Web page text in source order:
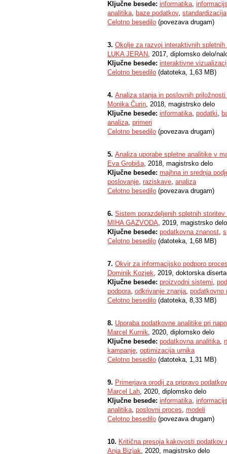
Ključne besede: informatika,
analitika, baze podatkov, standardizacija
Celotno besedilo (povezava drugam)
3. Okolje za razvoj interaktivnih
LUKA JERAN, 2017, diplomsko delo/
Ključne besede: interaktivne
Celotno besedilo (datoteka, 1,63 MB)
4. Analiza stanja in poslovnih
Monika Čurin, 2018, magistrsko delo
Ključne besede: informatika, podatki,
analiza, primeri
Celotno besedilo (povezava drugam)
5. Analiza uporabe spletne analitike v
Eva Grobiša, 2018, magistrsko delo
Ključne besede: majhna in srednja
poslovanje, raziskave, analiza
Celotno besedilo (povezava drugam)
6. Sistem porazdeljenih spletnih
MIHA GAZVODA, 2019, magistrsko
Ključne besede: podatkovna znanost,
Celotno besedilo (datoteka, 1,68 MB)
7. Okvir za informacijsko podporo
Dominik Kozjek, 2019, doktorska
Ključne besede: proizvodni sistemi,
podpora, odkrivanje znanja, podatkovno
Celotno besedilo (datoteka, 8,33 MB)
8. Uporaba podatkovne analitike pri
Marcel Kurnik, 2020, diplomsko delo
Ključne besede: podatkovna analitika,
kampanje, optimizacija urnika
Celotno besedilo (datoteka, 1,31 MB)
9. Primerjava orodij za pripravo
Marcel Lah, 2020, diplomsko delo
Ključne besede: informatika,
analitika, poslovni proces, modeli
Celotno besedilo (povezava drugam)
10. Kritična presoja kakovosti podatkov
Anja Bizjak, 2020, magistrsko delo